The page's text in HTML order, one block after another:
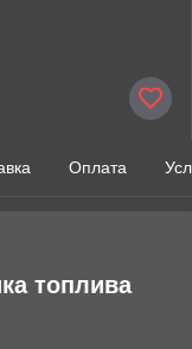
Оплата
топлива